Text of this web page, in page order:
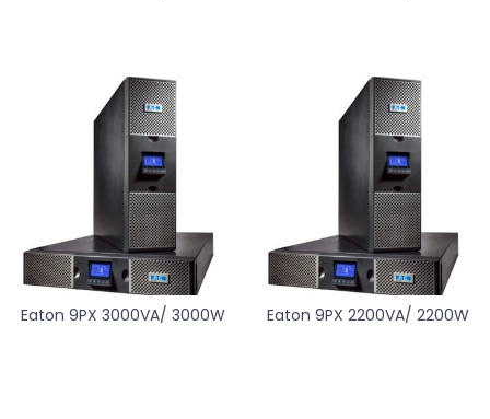
Eaton 9PX 3000VA/ 3000W Eaton 9PX 2200VA/ 2200W